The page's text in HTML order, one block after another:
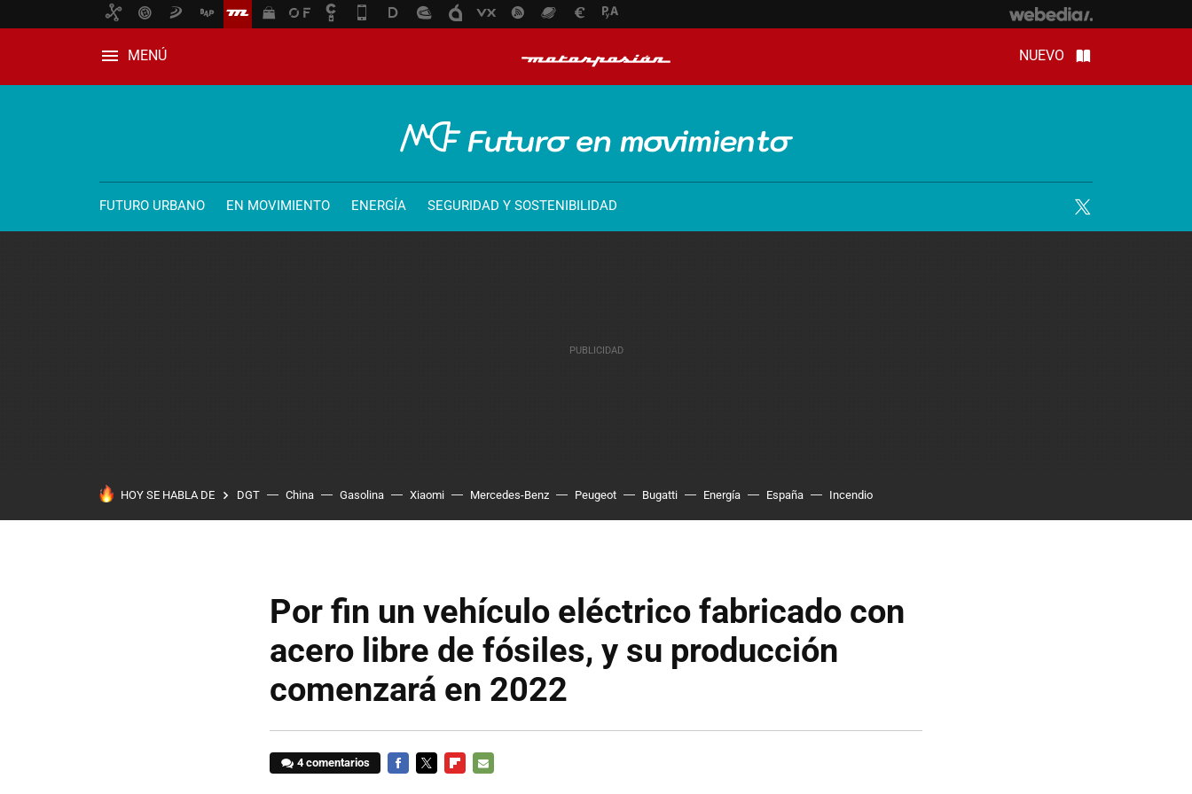
MENÚ NUEVO
FUTURO URBANO EN MOVIMIENTO ENERGÍA SEGURIDAD Y SOSTENIBILIDAD
HOY SE HABLA DE DGT China Gasolina Xiaomi Mercedes-Benz Peugeot Bugatti Energía España Incendio
Por fin un vehículo eléctrico fabricado con
acero libre de fósiles, y su producción
comenzará en 2022
4 comentarios